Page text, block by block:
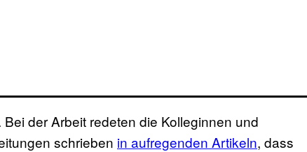
der Arbeit redeten die Kolleginnen und
schrieben in aufregenden Artikeln, dass